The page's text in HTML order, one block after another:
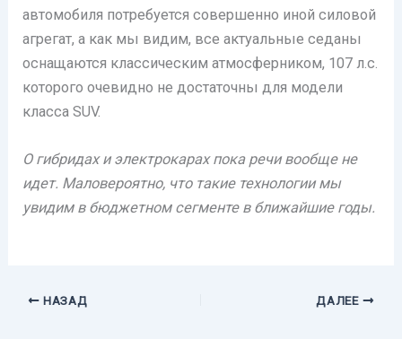
автомобиля потребуется совершенно иной силовой
агрегат, а как мы видим, все актуальные седаны
оснащаются классическим атмосферником, 107 л.с.
которого очевидно не достаточны для модели
класса SUV.
О гибридах и электрокарах пока речи вообще не
идет. Маловероятно, что такие технологии мы
увидим в бюджетном сегменте в ближайшие годы.
НАЗАД ДАЛЕЕ